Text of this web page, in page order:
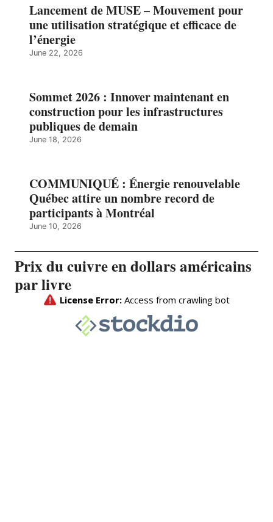
Lancement de MUSE – Mouvement pour
une utilisation stratégique et efficace de
l’énergie
June 22, 2026
Sommet 2026 : Innover maintenant en
construction pour les infrastructures
publiques de demain
June 18, 2026
COMMUNIQUÉ : Énergie renouvelable
Québec attire un nombre record de
participants à Montréal
June 10, 2026
Prix du cuivre en dollars américains
par livre